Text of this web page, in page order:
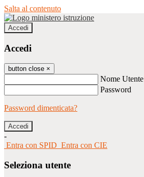
Salta al contenuto
Accedi
Accedi
button close ×
Nome Utente
Password
Password dimenticata?
-
Entra con SPID Entra con CIE
Seleziona utente